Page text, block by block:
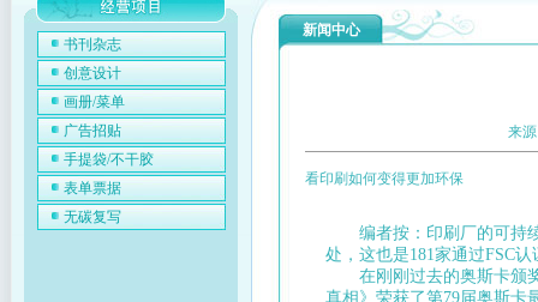
书刊杂志
创意设计
画册/菜单
广告招贴
手提袋/不干胶
表单票据
无碳复写
新闻中心
来
看印刷如何变得更加环保
编者按：印刷厂的可持续
处，这也是181家通过FSC
在刚刚过去的奥斯卡颁奖
真相》荣获了第79届奥斯卡